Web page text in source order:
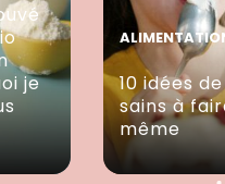
je
10 idées
sains à
même